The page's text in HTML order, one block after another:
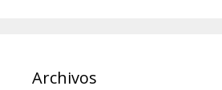
Archivos